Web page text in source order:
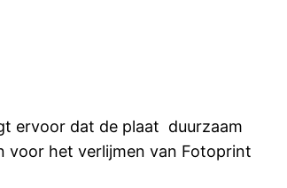
ervoor dat de plaat duurzaam
voor het verlijmen van Fotoprint